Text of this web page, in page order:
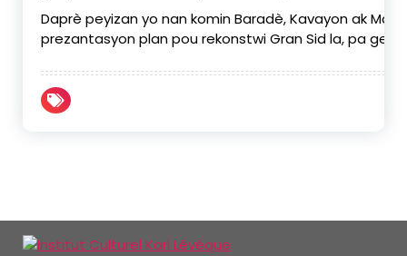
Daprè peyizan yo nan komin Baradè, Kavayon ak
prezantasyon plan pou rekonstwi Gran Sid la, pa gen